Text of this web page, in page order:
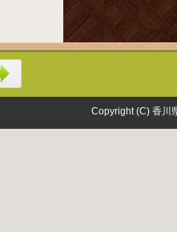
Copyright (C) 香川